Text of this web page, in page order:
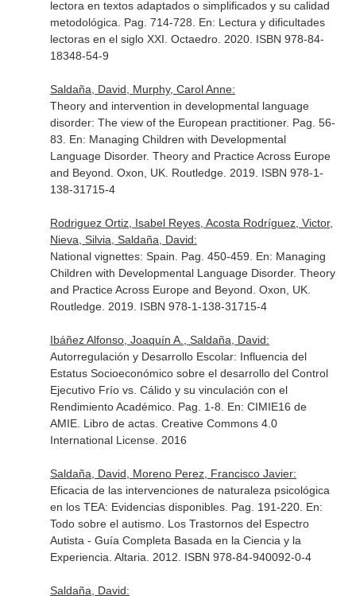
lectora en textos adaptados o simplificados y su calidad
metodológica. Pag. 714-728. En: Lectura y dificultades
lectoras en el siglo XXI . Octaedro. 2020. ISBN 978-84-
18348-54-9
Saldaña, David, Murphy, Carol Anne:
Theory and intervention in developmental language
disorder: The view of the European practitioner. Pag. 56-
83. En: Managing Children with Developmental
Language Disorder. Theory and Practice Across Europe
and Beyond . Oxon, UK. Routledge. 2019. ISBN 978-1-
138-31715-4
Rodriguez Ortiz, Isabel Reyes, Acosta Rodríguez, Victor,
Nieva, Silvia, Saldaña, David:
National vignettes: Spain. Pag. 450-459. En: Managing
Children with Developmental Language Disorder. Theory
and Practice Across Europe and Beyond . Oxon, UK.
Routledge. 2019. ISBN 978-1-138-31715-4
Ibáñez Alfonso, Joaquín A., Saldaña, David:
Autorregulación y Desarrollo Escolar: Influencia del
Estatus Socioeconómico sobre el desarrollo del Control
Ejecutivo Frío vs. Cálido y su vinculación con el
Rendimiento Académico. Pag. 1-8. En: CIMIE16 de
AMIE. Libro de actas. Creative Commons 4.0
International License. 2016
Saldaña, David, Moreno Perez, Francisco Javier:
Eficacia de las intervenciones de naturaleza psicológica
en los TEA: Evidencias disponibles. Pag. 191-220. En:
Todo sobre el autismo. Los Trastornos del Espectro
Autista - Guía Completa Basada en la Ciencia y la
Experiencia . Altaria. 2012. ISBN 978-84-940092-0-4
Saldaña, David: